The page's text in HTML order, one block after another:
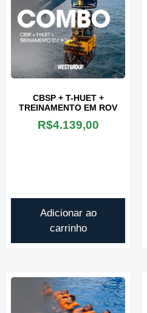
CBSP + T-HUET +
TREINAMENTO EM ROV
R$4.139,00
Adicionar ao
carrinho